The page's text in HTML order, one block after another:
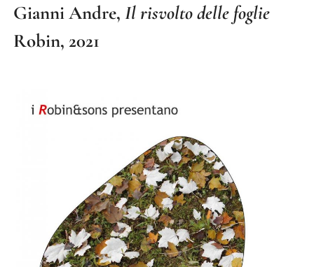
Gianni Andre, Il risvolto delle foglie
Robin, 2021